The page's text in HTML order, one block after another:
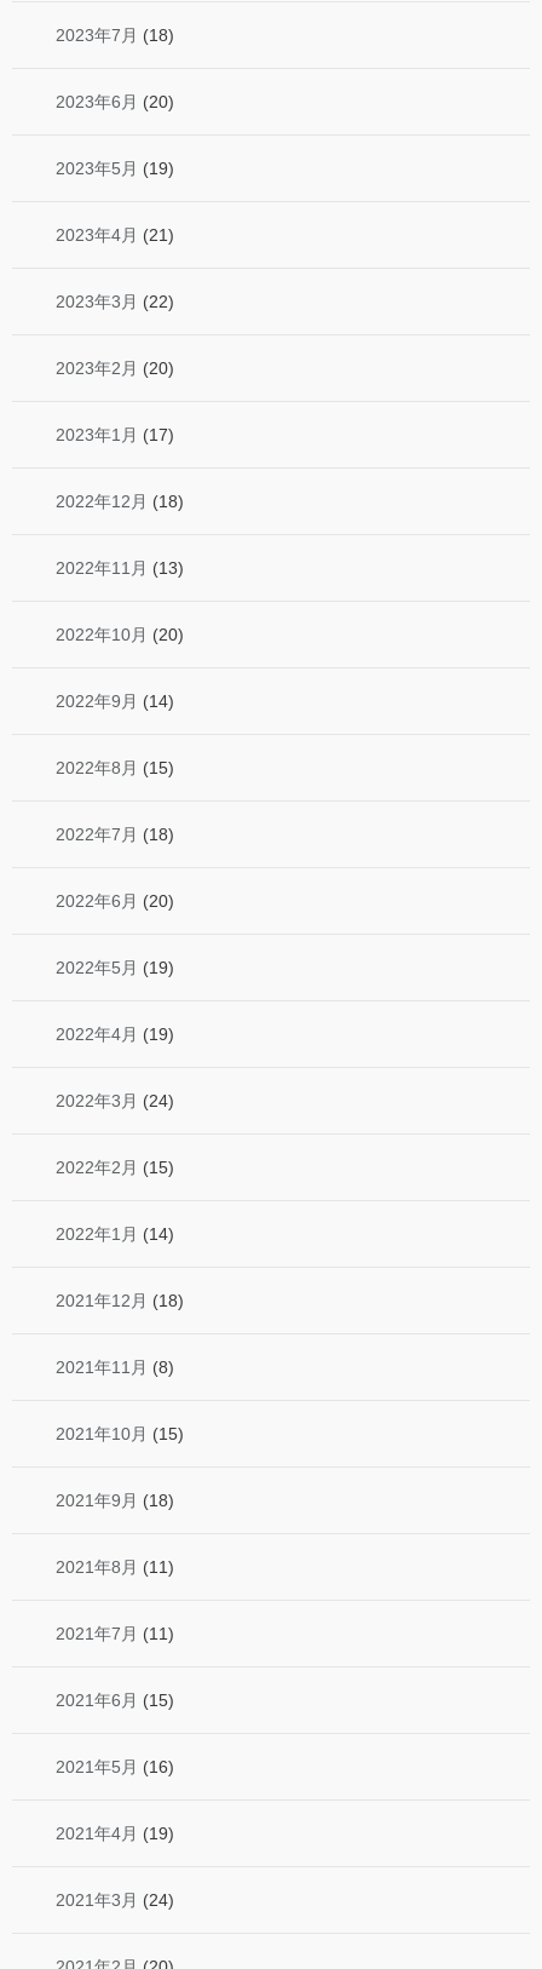
2023年7月 (18)
2023年6月 (20)
2023年5月 (19)
2023年4月 (21)
2023年3月 (22)
2023年2月 (20)
2023年1月 (17)
2022年12月 (18)
2022年11月 (13)
2022年10月 (20)
2022年9月 (14)
2022年8月 (15)
2022年7月 (18)
2022年6月 (20)
2022年5月 (19)
2022年4月 (19)
2022年3月 (24)
2022年2月 (15)
2022年1月 (14)
2021年12月 (18)
2021年11月 (8)
2021年10月 (15)
2021年9月 (18)
2021年8月 (11)
2021年7月 (11)
2021年6月 (15)
2021年5月 (16)
2021年4月 (19)
2021年3月 (24)